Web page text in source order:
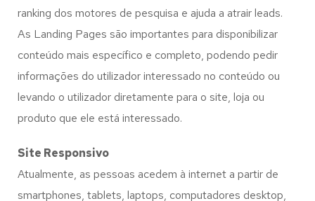
ranking dos motores de pesquisa e ajuda a atrair leads.
As Landing Pages são importantes para disponibilizar
conteúdo mais específico e completo, podendo pedir
informações do utilizador interessado no conteúdo ou
levando o utilizador diretamente para o site, loja ou
produto que ele está interessado.
Site Responsivo
Atualmente, as pessoas acedem à internet a partir de
smartphones, tablets, laptops, computadores desktop,